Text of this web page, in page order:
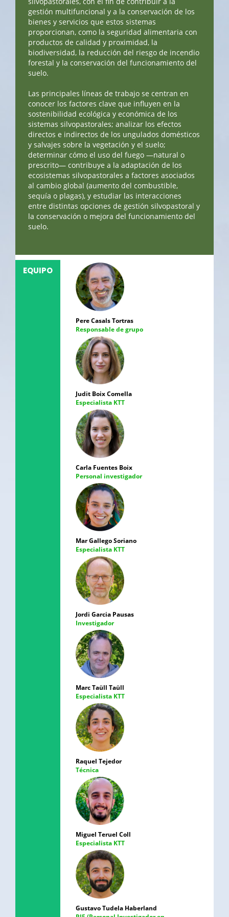
gestión multifuncional y a la conservación de los
bienes y servicios que estos sistemas
proporcionan, como la seguridad alimentaria con
productos de calidad y proximidad, la
biodiversidad, la reducción del riesgo de incendio
forestal y la conservación del funcionamiento del
suelo.
Las principales líneas de trabajo se centran en
conocer los factores clave que influyen en la
sostenibilidad ecológica y económica de los
sistemas silvopastorales; analizar los efectos
directos e indirectos de los ungulados domésticos
y salvajes sobre la vegetación y el suelo;
determinar cómo el uso del fuego —natural o
prescrito— contribuye a la adaptación de los
ecosistemas silvopastorales a factores asociados
al cambio global (aumento del combustible,
sequía o plagas), y estudiar las interacciones
entre distintas opciones de gestión silvopastoral y
la conservación o mejora del funcionamiento del
suelo.
EQUIPO
Pere Casals Tortras
Responsable de grupo
Judit Boix Comella
Especialista KTT
Carla Fuentes Boix
Personal investigador
Mar Gallego Soriano
Especialista KTT
Jordi Garcia Pausas
Investigador
Marc Taüll Taüll
Especialista KTT
Raquel Tejedor
Técnica
Miguel Teruel Coll
Especialista KTT
Gustavo Tudela Haberland